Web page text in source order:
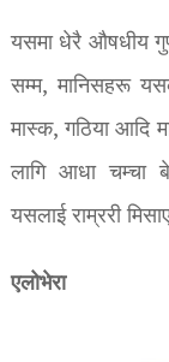
यसमा धेरै औषधीय
सम्म, मानिसहरू
मास्क, गठिया आदि
लागि आधा चम्चा
यसलाई राम्ररी
एलोभेरा